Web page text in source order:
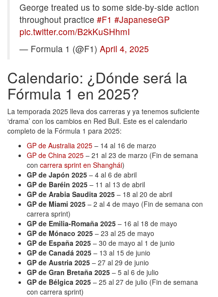
George treated us to some side-by-side action
throughout practice #F1 #JapaneseGP
pic.twitter.com/B2kKuSHhmI
— Formula 1 (@F1) April 4, 2025
Calendario: ¿Dónde será la
Fórmula 1 en 2025?
La temporada 2025 lleva dos carreras y ya tenemos suficiente
‘drama’ con los cambios en Red Bull. Este es el calendario
completo de la Fórmula 1 para 2025:
GP de Australia 2025 – 14 al 16 de marzo
GP de China 2025 – 21 al 23 de marzo (Fin de semana
con carrera sprint en Shanghái)
GP de Japón 2025 – 4 al 6 de abril
GP de Baréin 2025 – 11 al 13 de abril
GP de Arabia Saudita 2025 – 18 al 20 de abril
GP de Miami 2025 – 2 al 4 de mayo (Fin de semana con
carrera sprint)
GP de Emilia-Romaña 2025 – 16 al 18 de mayo
GP de Mónaco 2025 – 23 al 25 de mayo
GP de España 2025 – 30 de mayo al 1 de junio
GP de Canadá 2025 – 13 al 15 de junio
GP de Austria 2025 – 27 al 29 de junio
GP de Gran Bretaña 2025 – 5 al 6 de julio
GP de Bélgica 2025 – 25 al 27 de julio (Fin de semana
con carrera sprint)